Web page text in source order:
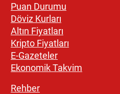
Puan Durumu
Döviz Kurları
Altın Fiyatları
Kripto Fiyatları
E-Gazeteler
Ekonomik Takvim
Rehber